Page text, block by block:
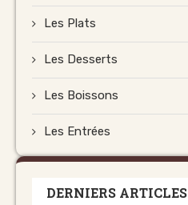
Les Plats
Les Desserts
Les Boissons
Les Entrées
DERNIERS ARTICLES